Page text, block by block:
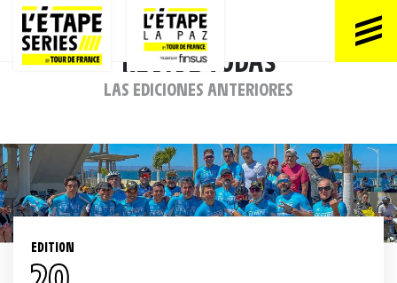
REVIVE TODAS
LAS EDICIONES ANTERIORES
EDITION